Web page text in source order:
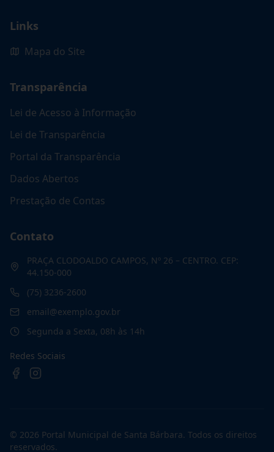
Links
Mapa do Site
Transparência
Lei de Acesso à Informação
Lei de Transparência
Portal da Transparência
Dados Abertos
Prestação de Contas
Contato
PRAÇA CLODOALDO CAMPOS, Nº 26 – CENTRO. CEP:
44.150-000
(75) 3236-2600
email@exemplo.gov.br
Segunda a Sexta, 08h às 14h
Redes Sociais
© 2026 Portal Municipal de Santa Bárbara. Todos os direitos
reservados.